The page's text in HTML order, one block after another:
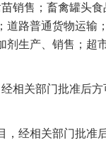
销售；畜禽罐头食
路普通货物运输
剂生产、销售；超
相关部门批准后
，经相关部门批准